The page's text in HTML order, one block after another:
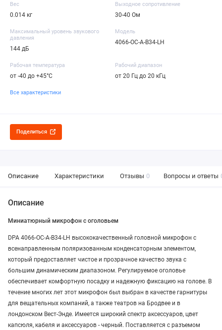
Вес
0.014 кг
Выходное сопротивление
30-40 Ом
Максимальный уровень звукового
давления
144 дБ
Модель
4066-OC-A-B34-LH
Рабочая температура
от -40 до +45°C
Рабочий диапазон
от 20 Гц до 20 кГц
Все характеристики
Поделиться
Описание Характеристики Отзывы 0 Вопросы и ответы
Описание
Миниатюрный микрофон с оголовьем
DPA 4066-OC-A-B34-LH высококачественный головной микрофон с
всенаправленным поляризованным конденсаторным элементом,
который предоставляет чистое и прозрачное качество звука с
большим динамическим диапазоном. Регулируемое оголовье
обеспечивает комфортную посадку и надежную фиксацию на голове. В
течение многих лет этот микрофон был выбран в качестве гарнитуры
для вещательных компаний, а также театров на Бродвее и в
лондонском Вест-Энде. Имеется широкий спектр аксессуаров, цвет
капсюля, кабеля и аксессуаров - черный. Поставляется c разъемом